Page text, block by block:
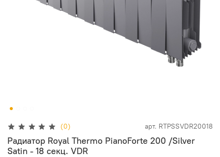
(0) арт. RTPSSVDR20018
Радиатор Royal Thermo PianoForte 200 /Silver
Satin - 18 секц. VDR